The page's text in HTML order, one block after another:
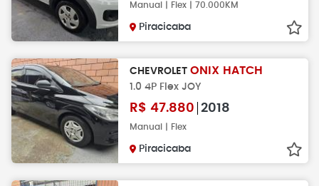
Manual | Flex | 70.000KM
Piracicaba
CHEVROLET ONIX HATCH
1.0 4P Flex JOY
R$ 47.880 2018
Manual | Flex
Piracicaba